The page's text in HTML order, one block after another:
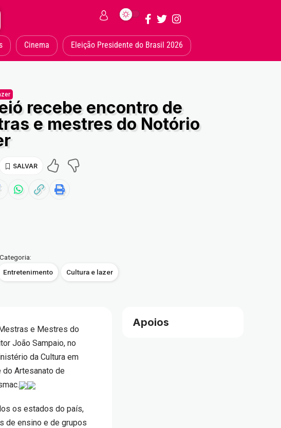
Cinema Eleição Presidente do Brasil 2026
recebe encontro de
e mestres do Notório
Entretenimento Cultura e lazer
e Mestres do
João Sampaio, no
da Cultura em
do Artesanato de
os estados do país,
de ensino e de grupos
Apoios